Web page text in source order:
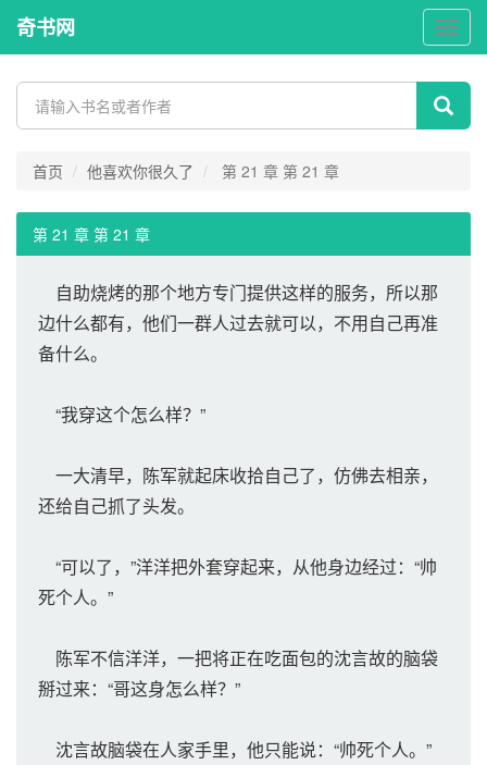
奇
书
奇书网
首页 他喜欢你很久了 第 21 章 第 21 章
第 21 章 第 21 章
自助烧烤的那个地方专门提供这样的服务，所以那
边什么都有，他们一群人过去就可以，不用自己再准
备什么。
“我穿这个怎么样？”
一大清早，陈军就起床收拾自己了，仿佛去相亲，
还给自己抓了头发。
“可以了，”洋洋把外套穿起来，从他身边经过：“帅
死个人。”
陈军不信洋洋，一把将正在吃面包的沈言故的脑袋
掰过来：“哥这身怎么样？”
沈言故脑袋在人家手里，他只能说：“帅死个人。”